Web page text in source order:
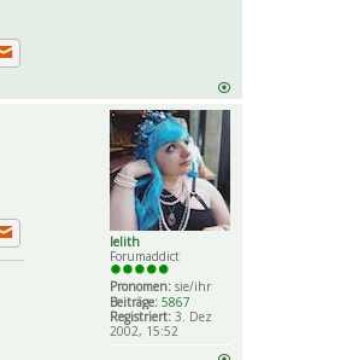
Nachricht senden
lelith
Forumaddict
Pronomen: sie/ihr
Beiträge: 5867
Registriert: 3. Dez
2002, 15:52
Nachricht senden